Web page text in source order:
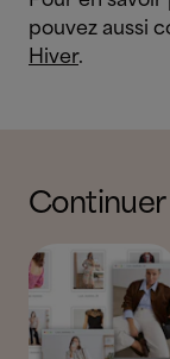
pouvez aussi
Hiver.
Continuer